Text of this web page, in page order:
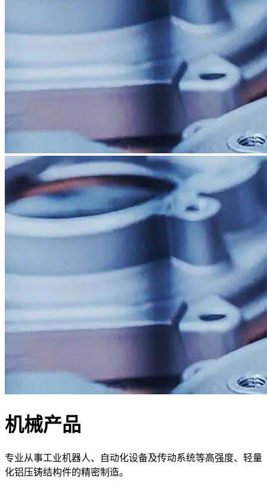
机械产品
专业从事工业机器人、自动化设备及传动系统等高强度、轻量
化铝压铸结构件的精密制造。